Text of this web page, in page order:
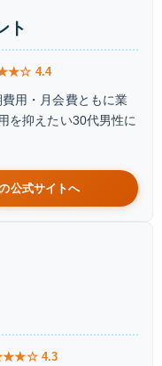
ト
4.4
用・月会費ともに業
を抑えたい30代男性に
公式サイトへ
4.3